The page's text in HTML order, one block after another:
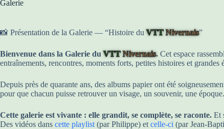
Galerie
📸 Présentation de la Galerie — “Histoire duVTT Nivernais”
Bienvenue dans la Galerie duVTT Nivernais. Cet espace
entraînements, rencontres, moments forts, petites histoires et
Depuis près de quarante ans, des albums papier ont été
pour que chacun puisse retrouver un visage, un souvenir, une époque.
Cette galerie est vivante : elle grandit, se complète, se raconte. Et
Des vidéos dans cette playlist (par Philippe) et celle-ci (par Jean-